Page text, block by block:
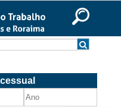
Ir para o rodapé